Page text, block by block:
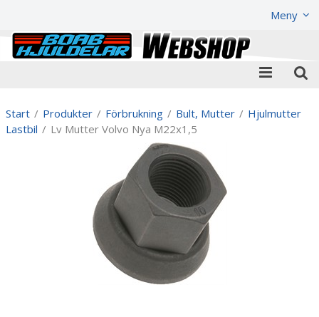
Meny
Start / Produkter / Förbrukning / Bult, Mutter / Hjulmutter
Lastbil / Lv Mutter Volvo Nya M22x1,5